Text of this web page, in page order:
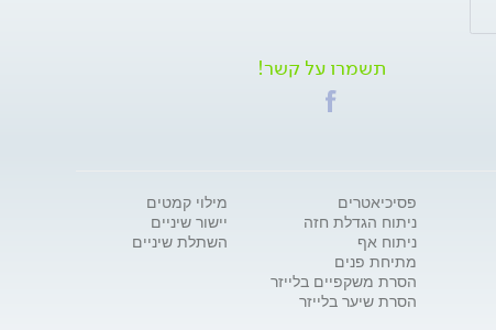
תשמרו על קשר!
פסיכיאטרים
ניתוח הגדלת חזה
ניתוח אף
מתיחת פנים
הסרת משקפיים בלייזר
הסרת שיער בלייזר
מילוי קמטים
יישור שיניים
השתלת שיניים